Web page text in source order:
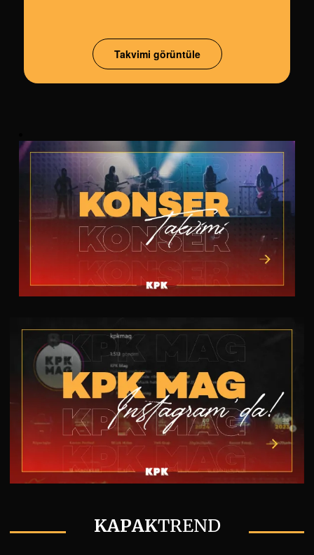
Takvimi görüntüle
KAPAKTREND